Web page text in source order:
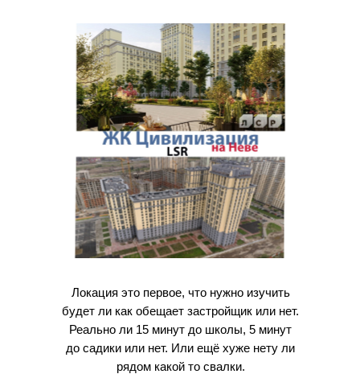
Локация это первое, что нужно изучить
будет ли как обещает застройщик или нет.
Реально ли 15 минут до школы, 5 минут
до садики или нет. Или ещё хуже нету ли
рядом какой то свалки.